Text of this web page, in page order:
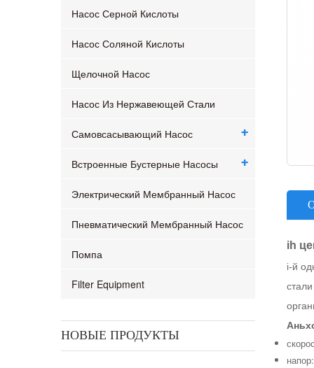
Насос Серной Кислоты
Насос Соляной Кислоты
Щелочной Насос
Насос Из Нержавеющей Стали
Самовсасывающий Насос
Встроенные Бустерные Насосы
Электрический Мембранный Насос
Пневматический Мембранный Насос
Помпа
Filter Equipment
НОВЫЕ ПРОДУКТЫ
ih
i-й